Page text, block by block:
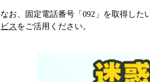
なお、固定電話番号「 092 」を取得した
ビス をご活用ください。